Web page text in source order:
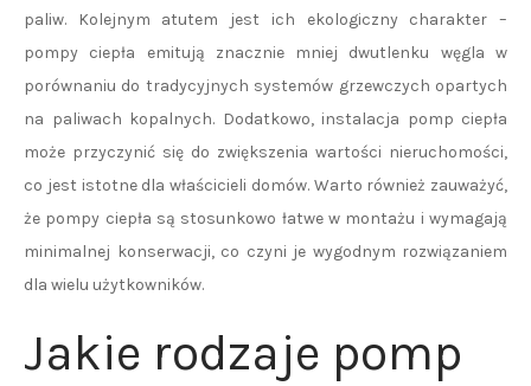
paliw. Kolejnym atutem jest ich ekologiczny charakter –
pompy ciepła emitują znacznie mniej dwutlenku węgla w
porównaniu do tradycyjnych systemów grzewczych opartych
na paliwach kopalnych. Dodatkowo, instalacja pomp ciepła
może przyczynić się do zwiększenia wartości nieruchomości,
co jest istotne dla właścicieli domów. Warto również zauważyć,
że pompy ciepła są stosunkowo łatwe w montażu i wymagają
minimalnej konserwacji, co czyni je wygodnym rozwiązaniem
dla wielu użytkowników.
Jakie rodzaje pomp